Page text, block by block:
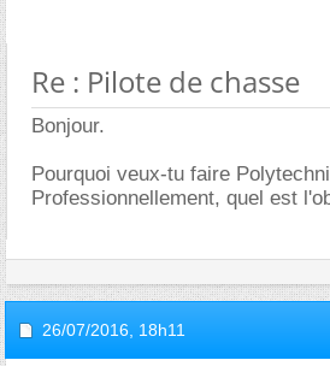
Re : Pilote de chasse
Bonjour.
Pourquoi veux-tu faire
Professionnellement, quel est
26/07/2016, 18h11